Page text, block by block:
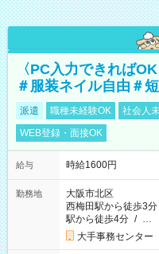
〈PC入力できれば
＃服装ネイル自由＃
派遣 職種未経験OK 社会人
WEB登録・面接OK
給与 時給1600円
勤務地
大阪市北区
西梅田駅から徒歩3分
駅から徒歩4分 / …
大手事務センター